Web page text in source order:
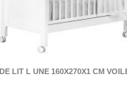
LIT L UNE 160X270X1 CM